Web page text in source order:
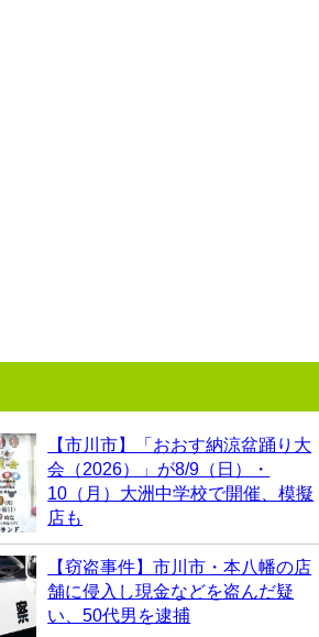
【市川市】「おおす納涼盆踊り大
会（2026）」が8/9（日）・
10（月）大洲中学校で開催、模擬
店も
【窃盗事件】市川市・本八幡の店
舗に侵入し現金などを盗んだ疑
い、50代男を逮捕